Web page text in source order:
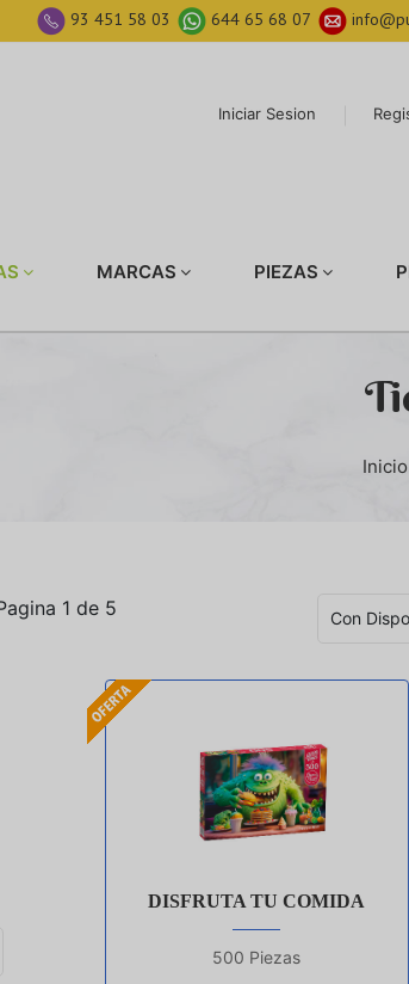
93 451 58 03 644 65 68 07
Iniciar Sesion
MARCAS PIEZAS
Inicio
1 de 5 Con
DISFRUTA TU COMIDA
500 Piezas